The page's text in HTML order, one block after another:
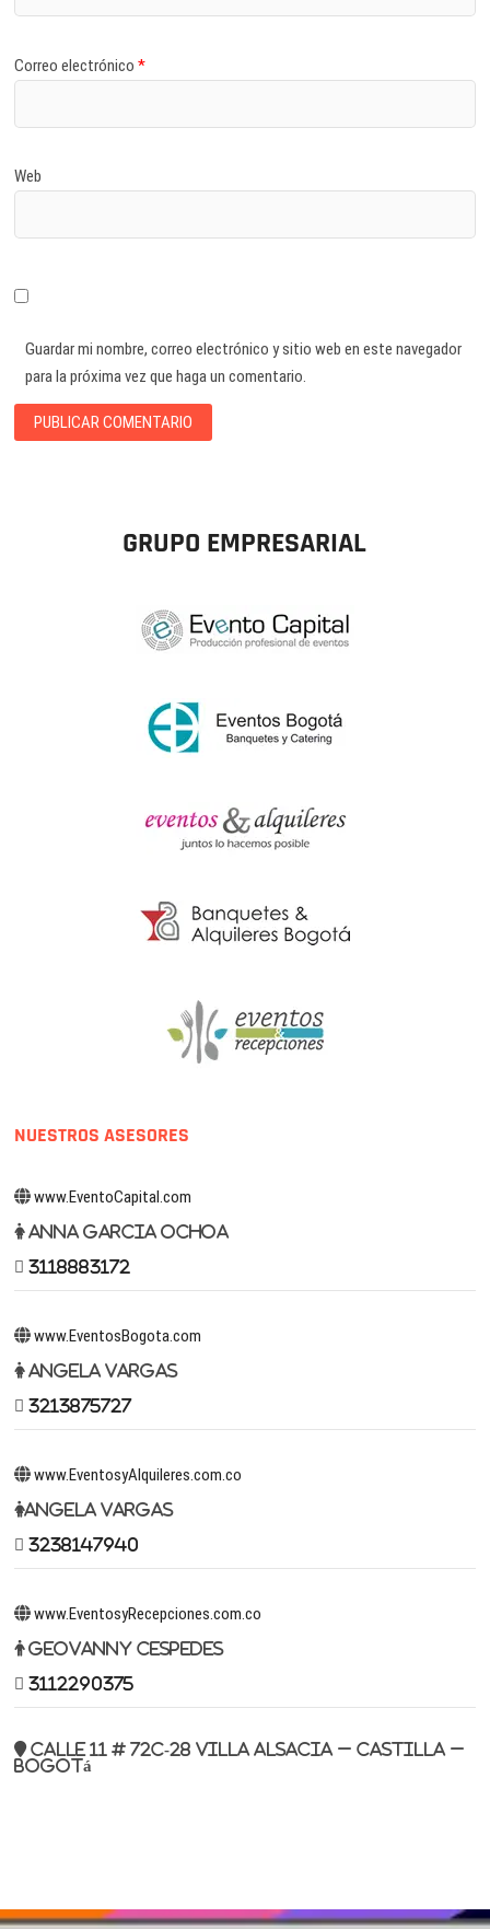
Correo electrónico*
Web
Guardar mi nombre, correo electrónico y sitio web en este navegador
para la próxima vez que haga un comentario.
GRUPO EMPRESARIAL
NUESTROS ASESORES
www.EventoCapital.com
Anna Garcia Ochoa
3118883172
www.EventosBogota.com
Angela Vargas
3213875727
www.EventosyAlquileres.com.co
Angela Vargas
3238147940
www.EventosyRecepciones.com.co
Geovanny Cespedes
3112290375
Calle 11 # 72c-28 Villa Alsacia – Castilla –
Bogotá